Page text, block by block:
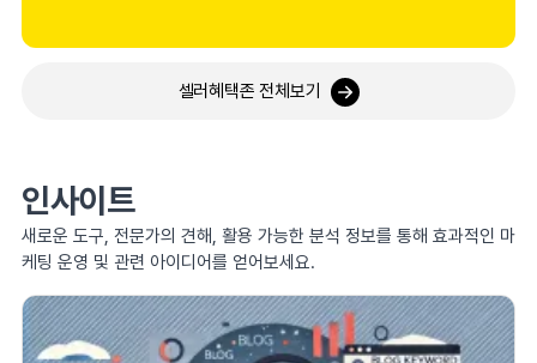
셀러혜택존 전체보기
인사이트
새로운 도구, 전문가의 견해, 활용 가능한 분석 정보를 통해 효과적인 마
케팅 운영 및 관련 아이디어를 얻어보세요.